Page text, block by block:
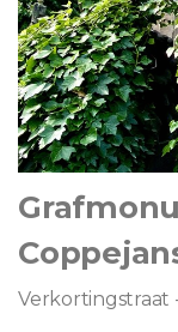
Verkortingstraat